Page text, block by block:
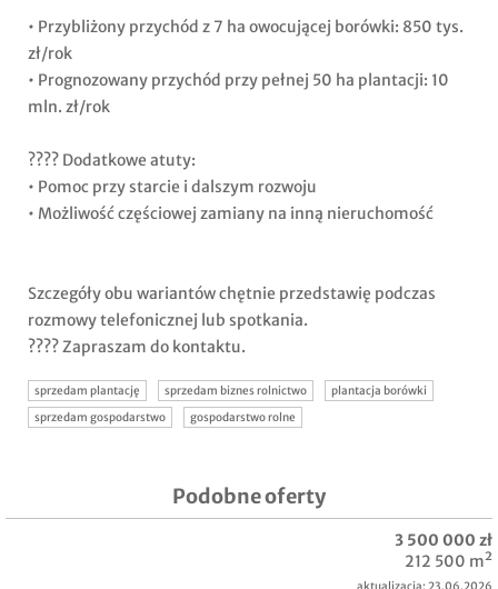
• Przybliżony przychód z 7 ha owocującej borówki: 850 tys.
zł/rok
• Prognozowany przychód przy pełnej 50 ha plantacji: 10
mln. zł/rok
???? Dodatkowe atuty:
• Pomoc przy starcie i dalszym rozwoju
• Możliwość częściowej zamiany na inną nieruchomość
Szczegóły obu wariantów chętnie przedstawię podczas
rozmowy telefonicznej lub spotkania.
???? Zapraszam do kontaktu.
sprzedam plantację sprzedam biznes rolnictwo
plantacja borówki
sprzedam gospodarstwo
gospodarstwo rolne
Podobne oferty
3 500 000 zł
212 500 m²